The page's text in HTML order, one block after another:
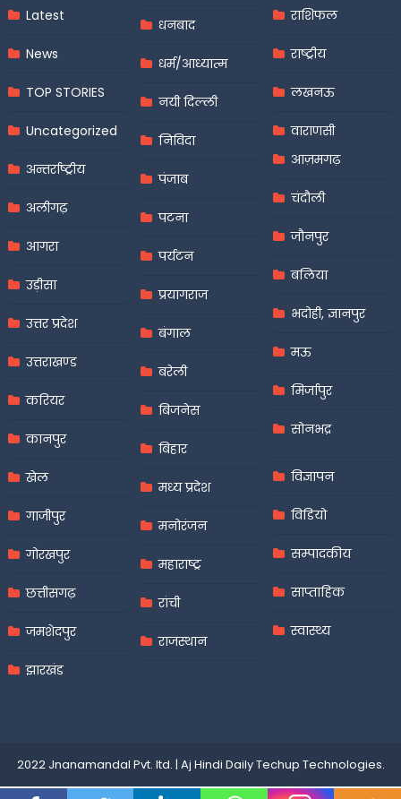
Latest
News
TOP STORIES
Uncategorized
अन्तर्राष्ट्रीय
अलीगढ़
आगरा
उड़ीसा
उत्तर प्रदेश
उत्तराखण्ड
करियर
कानपुर
खेल
गाजीपुर
गोरखपुर
छत्तीसगढ़
जमशेदपुर
झारखंड
धनबाद
धर्म/आध्यात्म
नयी दिल्ली
निविदा
पंजाब
पटना
पर्यटन
प्रयागराज
बंगाल
बरेली
बिजनेस
बिहार
मध्य प्रदेश
मनोरंजन
महाराष्ट्र
रांची
राजस्थान
राशिफल
राष्ट्रीय
लखनऊ
वाराणसी
आज़मगढ़
चंदौली
जौनपुर
बलिया
भदोही, ज्ञानपुर
मऊ
मिर्जापुर
सोनभद्र
विज्ञापन
विडियो
सम्पादकीय
साप्ताहिक
स्वास्थ्य
2022 Jnanamandal Pvt. ltd. | Aj Hindi DailyTechup Technologies.